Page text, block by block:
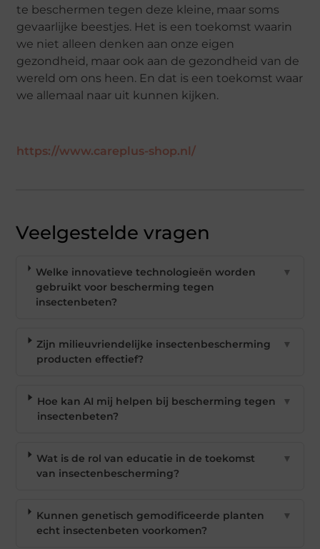
te beschermen tegen deze kleine, maar soms
gevaarlijke beestjes. Het is een toekomst waarin
we niet alleen denken aan onze eigen
gezondheid, maar ook aan de gezondheid van de
wereld om ons heen. En dat is een toekomst waar
we allemaal naar uit kunnen kijken.
https://www.careplus-shop.nl/
Veelgestelde vragen
Welke innovatieve technologieën worden
gebruikt voor bescherming tegen
insectenbeten?
▼
Zijn milieuvriendelijke insectenbescherming
producten effectief?
▼
Hoe kan AI mij helpen bij bescherming tegen
insectenbeten?
▼
Wat is de rol van educatie in de toekomst
van insectenbescherming?
▼
Kunnen genetisch gemodificeerde planten
echt insectenbeten voorkomen?
▼